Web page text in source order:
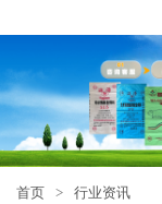
首页 > 行业资讯